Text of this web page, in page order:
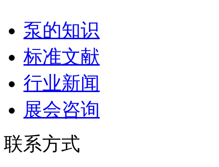
泵的知识
标准文献
行业新闻
展会咨询
联系方式